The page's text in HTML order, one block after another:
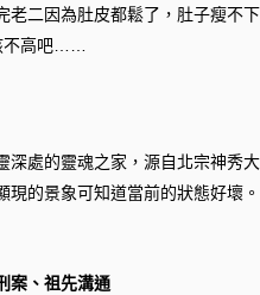
老二因為肚皮都鬆了，肚子瘦不下
不高吧……
處的靈魂之家，源自北宗神秀大
的景象可知道當前的狀態好壞。
案、祖先溝通